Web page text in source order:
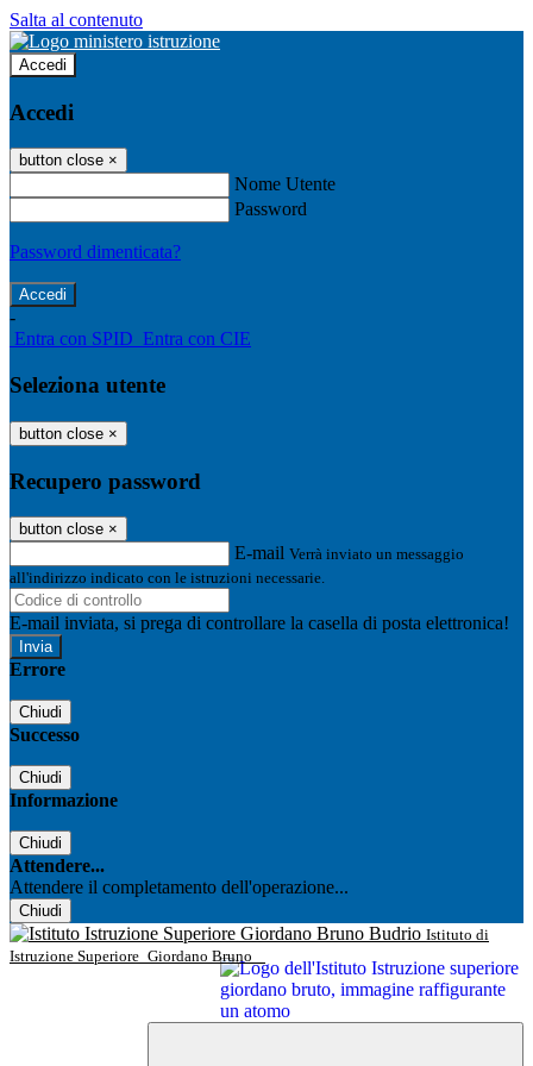
Salta al contenuto
Accedi
Accedi
button close ×
Nome Utente
Password
Password dimenticata?
-
Entra con SPID Entra con CIE
Seleziona utente
button close ×
Recupero password
button close ×
E-mail Verrà inviato un messaggio
all'indirizzo indicato con le istruzioni necessarie.
E-mail inviata, si prega di controllare la casella di posta elettronica!
Errore
Chiudi
Successo
Chiudi
Informazione
Chiudi
Attendere...
Attendere il completamento dell'operazione...
Chiudi
Istituto di
Istruzione Superiore Giordano Bruno